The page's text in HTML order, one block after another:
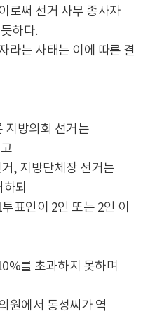
로써 선거 사무 종사자
하다.
라는 사태는 이에 따른 결
지방의회 선거는
, 지방단체장 선거는
되
표인이 2인 또는 2인 이
를 초과하지 못하며
원에서 동성씨가 역